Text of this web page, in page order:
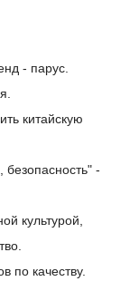
- парус.
китайскую
-
культурой,
по качеству.